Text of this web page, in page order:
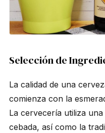
Selección de
La calidad de una
comienza con la
La cervecería utiliza
cebada, así como la